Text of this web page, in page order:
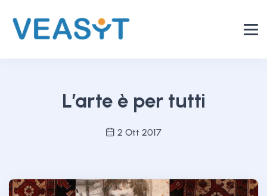
L’arte è per tutti
2 Ott 2017